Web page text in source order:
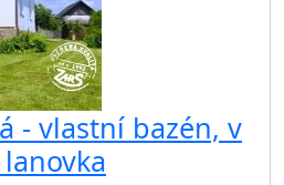
- vlastní bazén, v